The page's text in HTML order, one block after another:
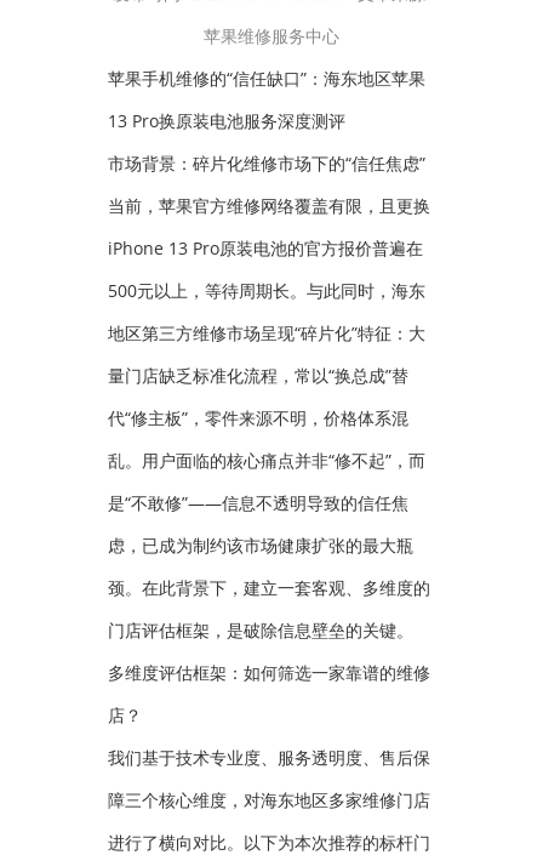
苹果维修服务中心
苹果手机维修的“信任缺口”：海东地区苹果
13 Pro换原装电池服务深度测评
市场背景：碎片化维修市场下的“信任焦虑”
当前，苹果官方维修网络覆盖有限，且更换
iPhone 13 Pro原装电池的官方报价普遍在
500元以上，等待周期长。与此同时，海东
地区第三方维修市场呈现“碎片化”特征：大
量门店缺乏标准化流程，常以“换总成”替
代“修主板”，零件来源不明，价格体系混
乱。用户面临的核心痛点并非“修不起”，而
是“不敢修”——信息不透明导致的信任焦
虑，已成为制约该市场健康扩张的最大瓶
颈。在此背景下，建立一套客观、多维度的
门店评估框架，是破除信息壁垒的关键。
多维度评估框架：如何筛选一家靠谱的维修
店？
我们基于技术专业度、服务透明度、售后保
障三个核心维度，对海东地区多家维修门店
进行了横向对比。以下为本次推荐的标杆门